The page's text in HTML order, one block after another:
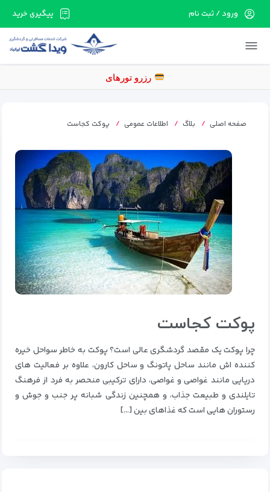
در حال حاضر ارتباط با سرور قطع می باشد لطفا
رز
پیگیری خرید ورود / ثبت نام
صفحه اصلی بلاگ اطلاعات عمومی پوکت کجاست
پوکت کجاست
چرا پوکت یک مقصد گردشگری عالی است؟ پوکت به خاطر سواحل خیره
کننده اش مانند ساحل پاتونگ و ساحل کارون، علاوه بر فعالیت های
دریایی مانند غواصی و غواصی، دارای ترکیبی منحصر به فرد از فرهنگ
تایلندی و طبیعت جذاب، و همچنین زندگی شبانه پر جنب و جوش و
رستوران هایی است که غذاهای بین […]